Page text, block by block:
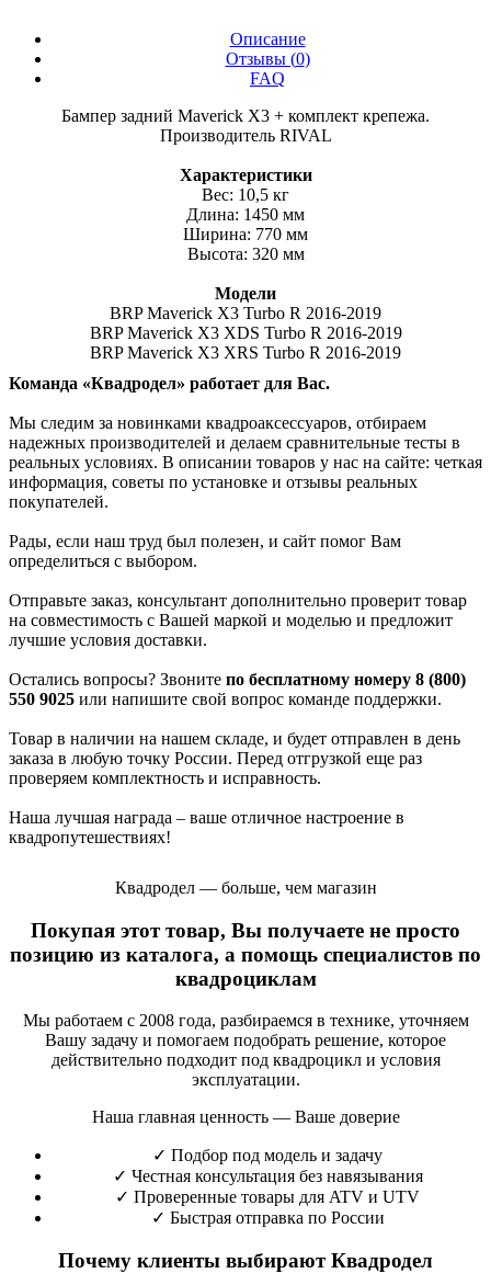
Описание
Отзывы (0)
FAQ
Бампер задний Maverick X3 + комплект крепежа.
Производитель RIVAL
Характеристики
Вес: 10,5 кг
Длина: 1450 мм
Ширина: 770 мм
Высота: 320 мм
Модели
BRP Maverick X3 Turbo R 2016-2019
BRP Maverick X3 XDS Turbo R 2016-2019
BRP Maverick X3 XRS Turbo R 2016-2019
Команда «Квадродел» работает для Вас.
Мы следим за новинками квадроаксессуаров, отбираем
надежных производителей и делаем сравнительные тесты в
реальных условиях. В описании товаров у нас на сайте: четкая
информация, советы по установке и отзывы реальных
покупателей.
Рады, если наш труд был полезен, и сайт помог Вам
определиться с выбором.
Отправьте заказ, консультант дополнительно проверит товар
на совместимость с Вашей маркой и моделью и предложит
лучшие условия доставки.
Остались вопросы? Звоните по бесплатному номеру 8 (800)
550 9025 или напишите свой вопрос команде поддержки.
Товар в наличии на нашем складе, и будет отправлен в день
заказа в любую точку России. Перед отгрузкой еще раз
проверяем комплектность и исправность.
Наша лучшая награда – ваше отличное настроение в
квадропутешествиях!
Квадродел — больше, чем магазин
Покупая этот товар, Вы получаете не просто
позицию из каталога, а помощь специалистов по
квадроциклам
Мы работаем с 2008 года, разбираемся в технике, уточняем
Вашу задачу и помогаем подобрать решение, которое
действительно подходит под квадроцикл и условия
эксплуатации.
Наша главная ценность — Ваше доверие
✓ Подбор под модель и задачу
✓ Честная консультация без навязывания
✓ Проверенные товары для ATV и UTV
✓ Быстрая отправка по России
Почему клиенты выбирают Квадродел